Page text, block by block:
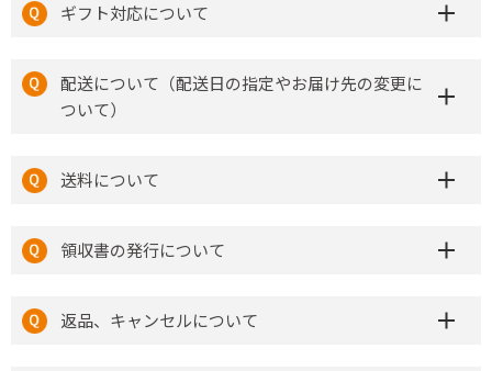
ギフト対応について
配送について（配送日の指定やお届け先の変更に
ついて）
送料について
領収書の発行について
返品、キャンセルについて